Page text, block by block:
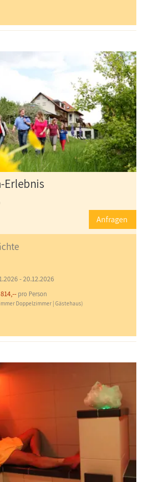
Erlebnis
Anfragen
-20.12.2026
pro Person
Doppelzimmer | Gästehaus)